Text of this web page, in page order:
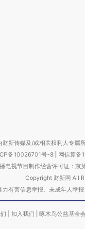
新传媒及/或相关权利人专属
备10026701号-8 网信算备
电视节目制作经营许可证：京
Copyright 财新网 All
力有害信息举报、未成年人
加入我们 啄木鸟公益基金